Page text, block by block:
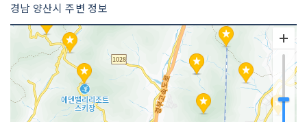
경남 양산시 주변 정보